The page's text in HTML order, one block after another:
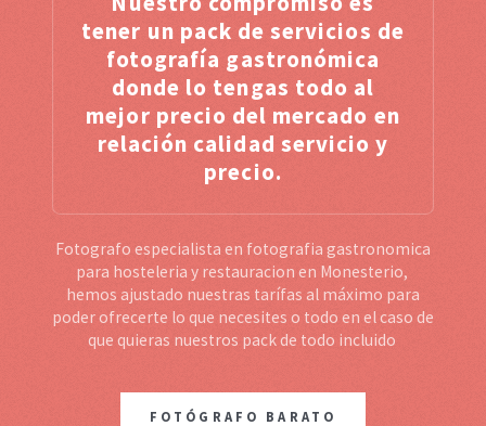
tener un pack de servicios de
fotografía gastronómica
donde lo tengas todo al
mejor precio del mercado en
relación calidad servicio y
precio.
Fotografo especialista en fotografia gastronomica
para hosteleria y restauracion en Monesterio,
hemos ajustado nuestras tarífas al máximo para
poder ofrecerte lo que necesites o todo en el caso de
que quieras nuestros pack de todo incluido
FOTÓGRAFO BARATO